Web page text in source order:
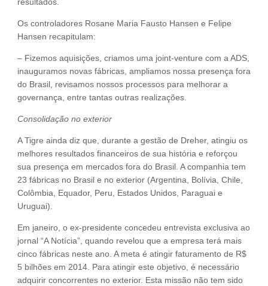
resultados.
Os controladores Rosane Maria Fausto Hansen e Felipe
Hansen recapitulam:
– Fizemos aquisições, criamos uma joint-venture com a ADS,
inauguramos novas fábricas, ampliamos nossa presença fora
do Brasil, revisamos nossos processos para melhorar a
governança, entre tantas outras realizações.
Consolidação no exterior
A Tigre ainda diz que, durante a gestão de Dreher, atingiu os
melhores resultados financeiros de sua história e reforçou
sua presença em mercados fora do Brasil. A companhia tem
23 fábricas no Brasil e no exterior (Argentina, Bolívia, Chile,
Colômbia, Equador, Peru, Estados Unidos, Paraguai e
Uruguai).
Em janeiro, o ex-presidente concedeu entrevista exclusiva ao
jornal “A Notícia”, quando revelou que a empresa terá mais
cinco fábricas neste ano. A meta é atingir faturamento de R$
5 bilhões em 2014. Para atingir este objetivo, é necessário
adquirir concorrentes no exterior. Esta missão não tem sido